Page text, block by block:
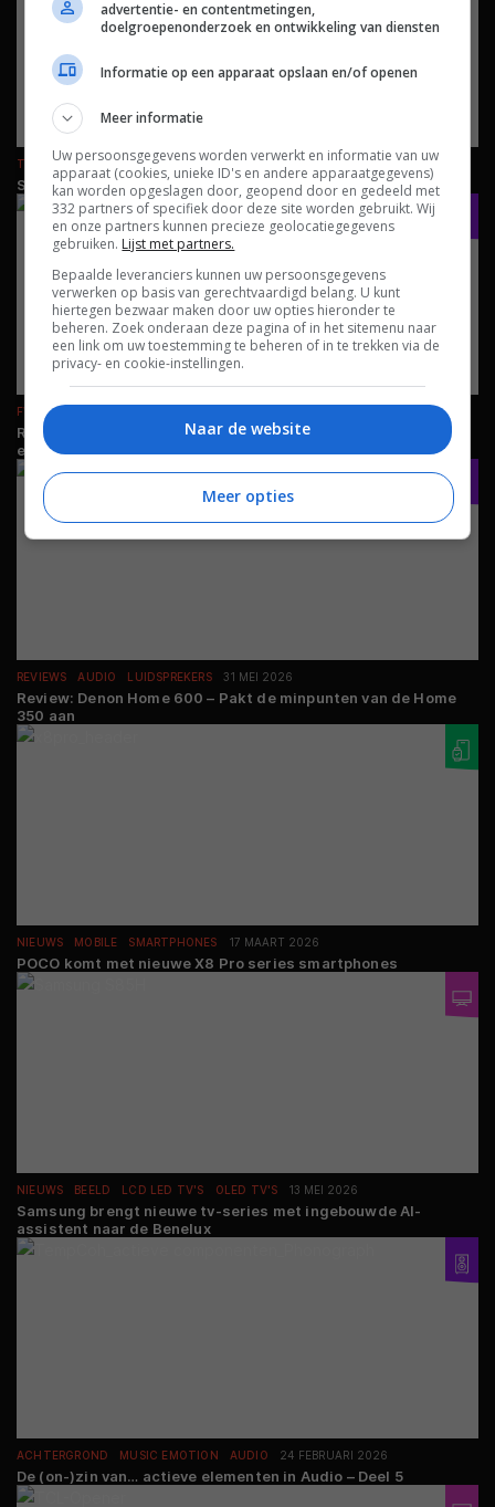
TIPS EN ADVIES ENTERTAINMENT FILMS EN SERIES 29 MEI 2026
Streamingtips #22 – Bugonia, Spider-Noir en Shelter
FWD REVIEWS
Review: Matrix Audio MS-1c – Streaming op topniveau als
einddoel
REVIEWS AUDIO LUIDSPREKERS 31 MEI 2026
Review: Denon Home 600 – Pakt de minpunten van de Home
350 aan
NIEUWS MOBILE SMARTPHONES 17 MAART 2026
POCO komt met nieuwe X8 Pro series smartphones
NIEUWS BEELD LCD LED TV'S OLED TV'S 13 MEI 2026
Samsung brengt nieuwe tv-series met ingebouwde AI-
assistent naar de Benelux
ACHTERGROND MUSIC EMOTION AUDIO 24 FEBRUARI 2026
De (on-)zin van… actieve elementen in Audio – Deel 5
advertentie- en contentmetingen,
doelgroepenonderzoek en ontwikkeling van diensten
Informatie op een apparaat opslaan en/of openen
Meer informatie
Uw persoonsgegevens worden verwerkt en informatie van uw
apparaat (cookies, unieke ID's en andere apparaatgegevens)
kan worden opgeslagen door, geopend door en gedeeld met
332 partners of specifiek door deze site worden gebruikt. Wij
en onze partners kunnen precieze geolocatiegegevens
gebruiken. Lijst met partners.
Bepaalde leveranciers kunnen uw persoonsgegevens
verwerken op basis van gerechtvaardigd belang. U kunt
hiertegen bezwaar maken door uw opties hieronder te
beheren. Zoek onderaan deze pagina of in het sitemenu naar
een link om uw toestemming te beheren of in te trekken via de
privacy- en cookie-instellingen.
Naar de website
Meer opties